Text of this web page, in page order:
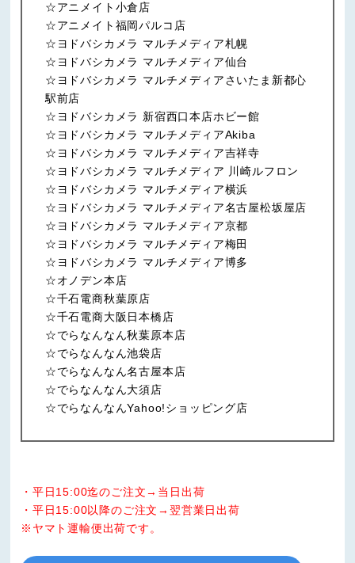
☆アニメイト小倉店
☆アニメイト福岡パルコ店
☆ヨドバシカメラ マルチメディア札幌
☆ヨドバシカメラ マルチメディア仙台
☆ヨドバシカメラ マルチメディアさいたま新都心
駅前店
☆ヨドバシカメラ 新宿西口本店ホビー館
☆ヨドバシカメラ マルチメディアAkiba
☆ヨドバシカメラ マルチメディア吉祥寺
☆ヨドバシカメラ マルチメディア 川崎ルフロン
☆ヨドバシカメラ マルチメディア横浜
☆ヨドバシカメラ マルチメディア名古屋松坂屋店
☆ヨドバシカメラ マルチメディア京都
☆ヨドバシカメラ マルチメディア梅田
☆ヨドバシカメラ マルチメディア博多
☆オノデン本店
☆千石電商秋葉原店
☆千石電商大阪日本橋店
☆でらなんなん秋葉原本店
☆でらなんなん池袋店
☆でらなんなん名古屋本店
☆でらなんなん大須店
☆でらなんなんYahoo!ショッピング店
・平日15:00迄のご注文→当日出荷
・平日15:00以降のご注文→翌営業日出荷
※ヤマト運輸便出荷です。